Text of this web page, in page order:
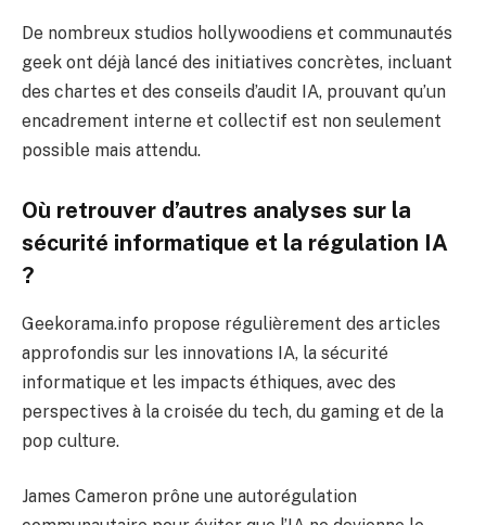
De nombreux studios hollywoodiens et communautés
geek ont déjà lancé des initiatives concrètes, incluant
des chartes et des conseils d’audit IA, prouvant qu’un
encadrement interne et collectif est non seulement
possible mais attendu.
Où retrouver d’autres analyses sur la
sécurité informatique et la régulation IA
?
Geekorama.info propose régulièrement des articles
approfondis sur les innovations IA, la sécurité
informatique et les impacts éthiques, avec des
perspectives à la croisée du tech, du gaming et de la
pop culture.
James Cameron prône une autorégulation